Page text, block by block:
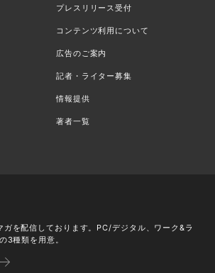
プレスリリース受付
コンテンツ利用について
広告のご案内
記者・ライター募集
情報提供
著者一覧
ガを配信しております。PC/デジタル、ワーク&ラ
3種類を用意。